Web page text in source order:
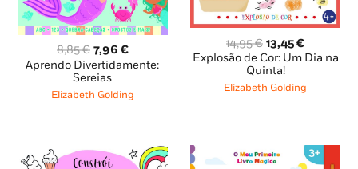
8,85€ O
preço
original
era:
7,96 €O
preço
é:
Aprendo Divertidamente:
Sereias
Elizabeth Golding
14,95€ O
preço
original
era:
13,45€O
preço
é:
Explosão de Cor: Um Dia na
Quinta!
Elizabeth Golding